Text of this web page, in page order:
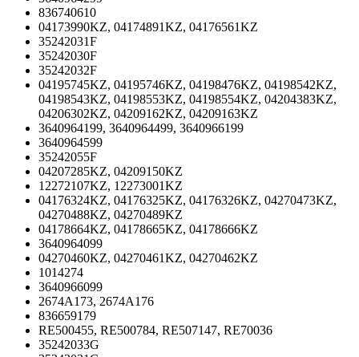
836740610
04173990KZ, 04174891KZ, 04176561KZ
35242031F
35242030F
35242032F
04195745KZ, 04195746KZ, 04198476KZ, 04198542KZ,
04198543KZ, 04198553KZ, 04198554KZ, 04204383KZ,
04206302KZ, 04209162KZ, 04209163KZ
3640964199, 3640964499, 3640966199
3640964599
35242055F
04207285KZ, 04209150KZ
12272107KZ, 12273001KZ
04176324KZ, 04176325KZ, 04176326KZ, 04270473KZ,
04270488KZ, 04270489KZ
04178664KZ, 04178665KZ, 04178666KZ
3640964099
04270460KZ, 04270461KZ, 04270462KZ
1014274
3640966099
2674A173, 2674A176
836659179
RE500455, RE500784, RE507147, RE70036
35242033G